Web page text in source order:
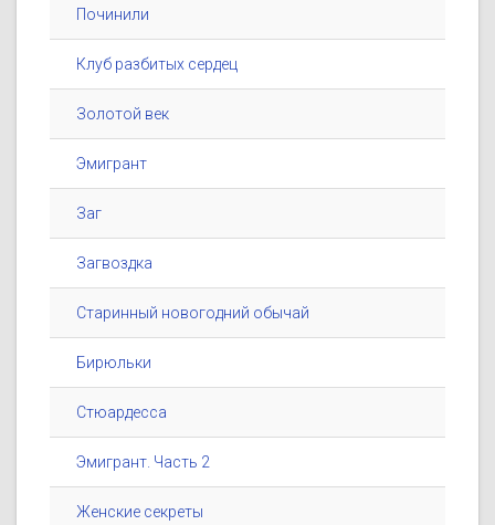
Починили
Клуб разбитых сердец
Золотой век
Эмигрант
Заг
Загвоздка
Старинный новогодний обычай
Бирюльки
Стюардесса
Эмигрант. Часть 2
Женские секреты